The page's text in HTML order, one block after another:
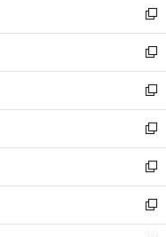
く
ィ
ン
ド
ウ
で
開
く
い
ウ
ィ
ン
ド
ウ
で
開
く
新
し
い
ウ
ィ
ン
ド
ウ
で
開
く
新
し
い
ウ
ィ
ン
ド
ウ
で
開
新
し
い
ウ
ィ
ン
ド
ウ
新
し
い
ウ
ィ
ン
新
し
い
ウ
新
し